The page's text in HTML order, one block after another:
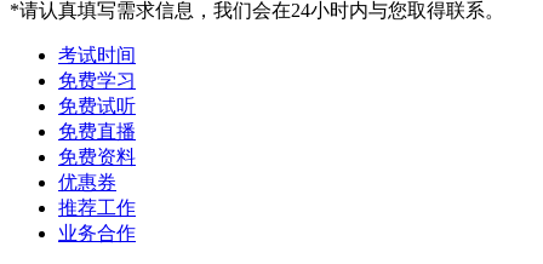
*请认真填写需求信息，我们会在24小时内与您取得联系。
考试时间
免费学习
免费试听
免费直播
免费资料
优惠券
推荐工作
业务合作